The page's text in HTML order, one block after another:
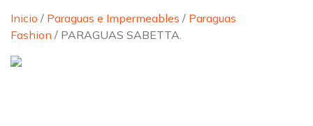
Inicio / Paraguas e Impermeables / Paraguas
Fashion / PARAGUAS SABETTA.